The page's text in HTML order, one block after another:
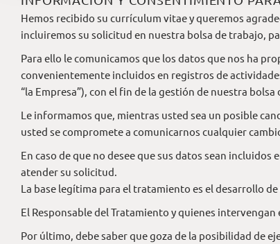
Hemos recibido su currículum vitae y queremos
incluiremos su solicitud en nuestra bolsa de trabajo,
Para ello le comunicamos que los datos que nos ha
convenientemente incluidos en registros de
“la Empresa”), con el fin de la gestión de nuestra
Le informamos que, mientras usted sea un posible
usted se compromete a comunicarnos cualquier
En caso de que no desee que sus datos sean
atender su solicitud.
La base legítima para el tratamiento es el desarrollo
El Responsable del Tratamiento y quienes
Por último, debe saber que goza de la posibilidad de